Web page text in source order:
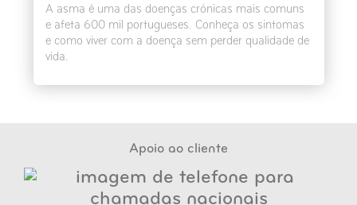
A asma é uma das doenças crónicas mais comuns
e afeta 600 mil portugueses. Conheça os sintomas
e como viver com a doença sem perder qualidade de
vida.
Apoio ao cliente